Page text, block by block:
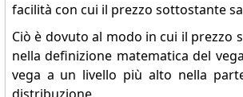
facilità con cui il prezzo sottostante
Ciò è dovuto al modo in cui il prezzo
nella definizione matematica del
vega a un livello più alto nella